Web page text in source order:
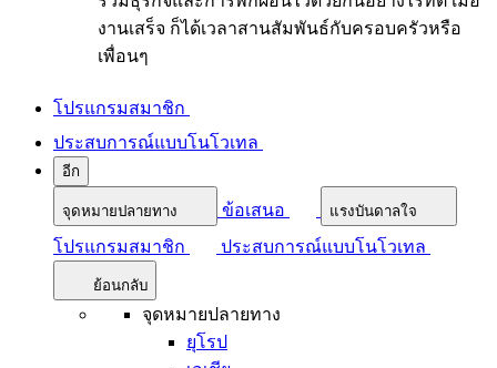
งานเสร็จ ก็ได้เวลาสานสัมพันธ์กับครอบครัวหรือ
เพื่อนๆ
โปรแกรมสมาชิก
ประสบการณ์แบบโนโวเทล
อีก
จุดหมายปลายทาง ข้อเสนอ แรงบันดาลใจ
โปรแกรมสมาชิก ประสบการณ์แบบโนโวเทล
ย้อนกลับ
จุดหมายปลายทาง
ยุโรป